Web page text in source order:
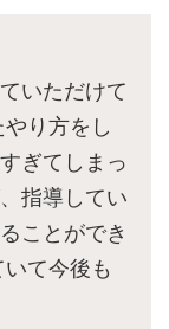
いただけて
り方をし
ぎてしまっ
指導してい
ことができ
て今後も